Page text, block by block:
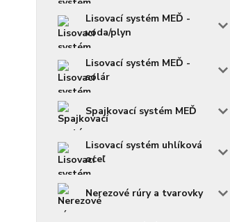
Lisovací systém MEĎ -
voda/plyn
Lisovací systém MEĎ -
solár
Spajkovací systém MEĎ
Lisovací systém uhlíková
oceľ
Nerezové rúry a tvarovky